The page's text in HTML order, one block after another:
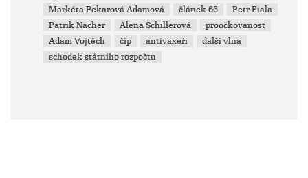
Markéta Pekarová Adamová
článek 66
Petr Fiala
Patrik Nacher
Alena Schillerová
proočkovanost
Adam Vojtěch
čip antivaxeři
další vlna
schodek státního rozpočtu